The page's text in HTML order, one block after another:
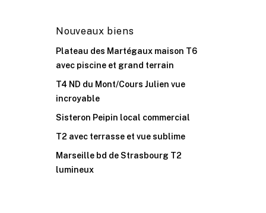
Nouveaux biens
Plateau des Martégaux maison T6
avec piscine et grand terrain
T4 ND du Mont/Cours Julien vue
incroyable
Sisteron Peipin local commercial
T2 avec terrasse et vue sublime
Marseille bd de Strasbourg T2
lumineux